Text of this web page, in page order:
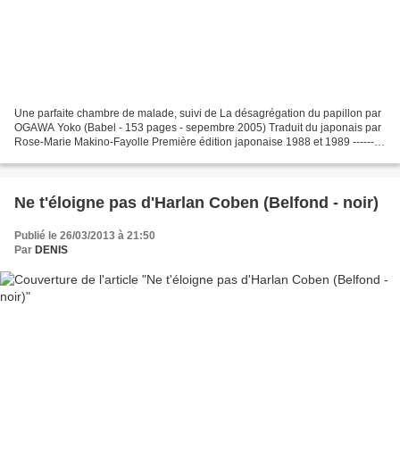
Une parfaite chambre de malade, suivi de La désagrégation du papillon par
OGAWA Yoko (Babel - 153 pages - sepembre 2005) Traduit du japonais par
Rose-Marie Makino-Fayolle Première édition japonaise 1988 et 1989 ---------
Ne t'éloigne pas d'Harlan Coben (Belfond - noir)
Publié le 26/03/2013 à 21:50
Par DENIS